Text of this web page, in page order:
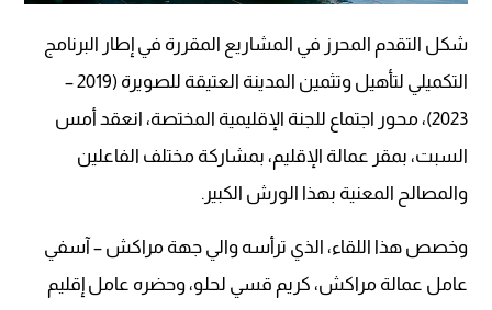
شكل التقدم المحرز في المشاريع المقررة في إطار البرنامج
التكميلي لتأهيل وتثمين المدينة العتيقة للصويرة (2019 –
2023)، محور اجتماع للجنة الإقليمية المختصة، انعقد أمس
السبت، بمقر عمالة الإقليم، بمشاركة مختلف الفاعلين
والمصالح المعنية بهذا الورش الكبير.
وخصص هذا اللقاء، الذي ترأسه والي جهة مراكش – آسفي
عامل عمالة مراكش، كريم قسي لحلو، وحضره عامل إقليم